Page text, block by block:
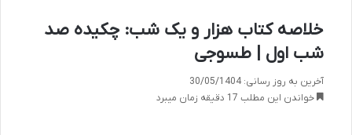
خلاصه کتاب هزار و یک شب: چکیده صد
شب اول | طسوجی
آخرین به روز رسانی: 30/05/1404
خواندن این مطلب 17 دقیقه زمان میبرد